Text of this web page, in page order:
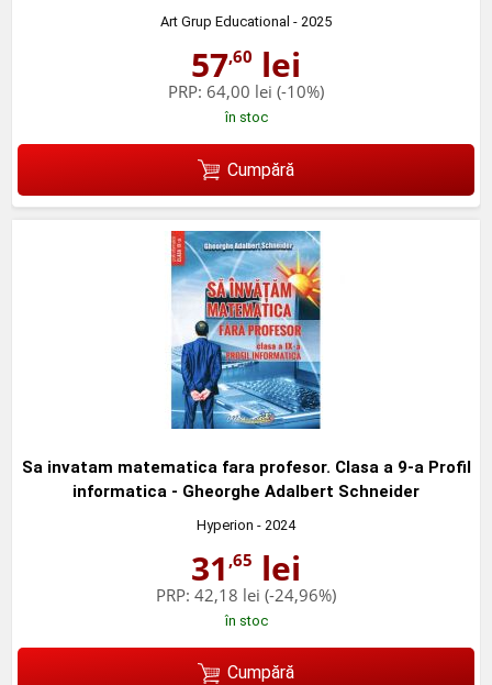
Art Grup Educational - 2025
57,60 lei
PRP: 64,00 lei (-10%)
în stoc
Cumpără
Sa invatam matematica fara profesor. Clasa a 9-a Profil
informatica - Gheorghe Adalbert Schneider
Hyperion - 2024
31 ,65 lei
PRP: 42,18 lei (-24,96%)
în stoc
Cumpără